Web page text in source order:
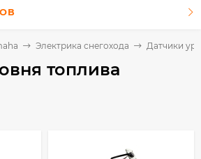
Электрика снегохода Датчики
топлива